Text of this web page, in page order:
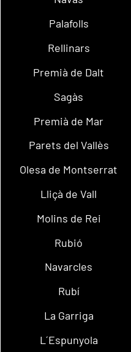
Palafolls
Rellinars
Premià de Dalt
Sagàs
Premià de Mar
Parets del Vallès
Olesa de Montserrat
Lliçà de Vall
Molins de Rei
Rubió
Navarcles
Rubí
La Garriga
L´Espunyola